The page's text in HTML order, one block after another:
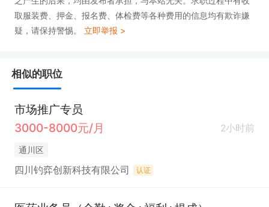
取服装费、押金、报名费、体检费等各种费用的信息均有欺诈嫌
疑，请保持警惕。 立即举报 >
相似的职位
市场推广专员
3000-8000元/月
2小时前
通川区
四川钓弈创新科技有限公司 认证